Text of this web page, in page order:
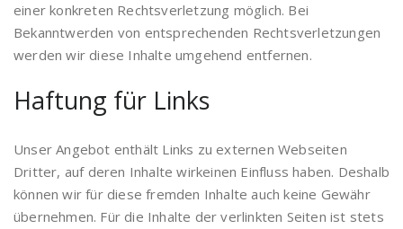
einer konkreten Rechtsverletzung möglich. Bei
Bekanntwerden von entsprechenden Rechtsverletzungen
werden wir diese Inhalte umgehend entfernen.
Haftung für Links
Unser Angebot enthält Links zu externen Webseiten
Dritter, auf deren Inhalte wirkeinen Einfluss haben. Deshalb
können wir für diese fremden Inhalte auch keine Gewähr
übernehmen. Für die Inhalte der verlinkten Seiten ist stets